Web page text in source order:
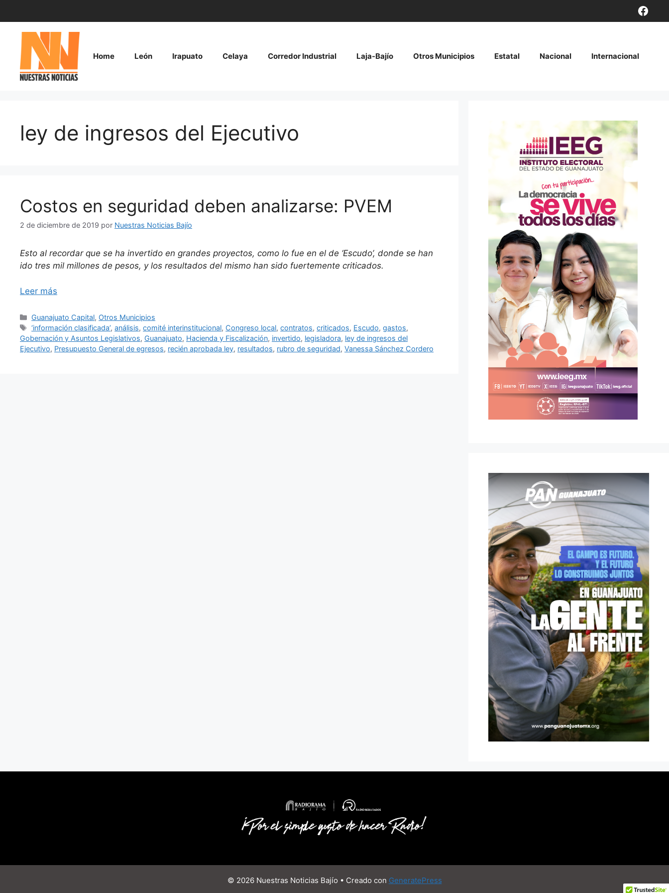
contenido
Home León Irapuato Celaya Corredor Industrial Laja-Bajío Otros Municipios Estatal Nacional Internacional
ley de ingresos del Ejecutivo
Costos en seguridad deben analizarse: PVEM
2 de diciembre de 2019 por Nuestras Noticias Bajío
Esto al recordar que se ha invertido en grandes proyectos, como lo fue en el de ‘Escudo’, donde se han
ido tres mil millones de pesos, y los resultados del mismo han sido fuertemente criticados.
Leer más
Categorías
Guanajuato Capital, Otros Municipios
Etiquetas
‘información clasificada’,análisis,comité interinstitucional, Congreso local,contratos,criticados, Escudo,gastos,
Gobernación y Asuntos Legislativos, Guanajuato, Hacienda y Fiscalización, invertido, legisladora, ley de ingresos del
Ejecutivo, Presupuesto General de egresos, recién aprobada ley, resultados, rubro de seguridad, Vanessa Sánchez Cordero
© 2026 Nuestras Noticias Bajío • Creado con GeneratePress